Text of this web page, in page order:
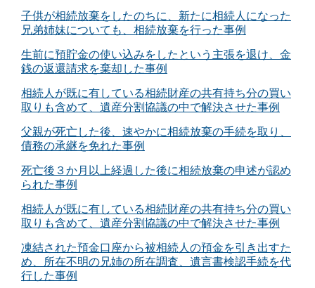
子供が相続放棄をしたのちに、新たに相続人になった
兄弟姉妹についても、相続放棄を行った事例
生前に預貯金の使い込みをしたという主張を退け、金
銭の返還請求を棄却した事例
相続人が既に有している相続財産の共有持ち分の買い
取りも含めて、遺産分割協議の中で解決させた事例
父親が死亡した後、速やかに相続放棄の手続を取り、
債務の承継を免れた事例
死亡後３か月以上経過した後に相続放棄の申述が認め
られた事例
相続人が既に有している相続財産の共有持ち分の買い
取りも含めて、遺産分割協議の中で解決させた事例
凍結された預金口座から被相続人の預金を引き出すた
め、所在不明の兄姉の所在調査、遺言書検認手続を代
行した事例